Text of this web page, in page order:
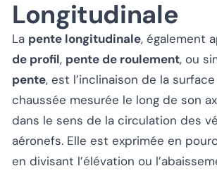
Longitudinale
La pente longitudinale, également
de profil, pente de roulement, ou
pente, est l’inclinaison de la surface
chaussée mesurée le long de son
dans le sens de la circulation des
aéronefs. Elle est exprimée en
en divisant l’élévation ou